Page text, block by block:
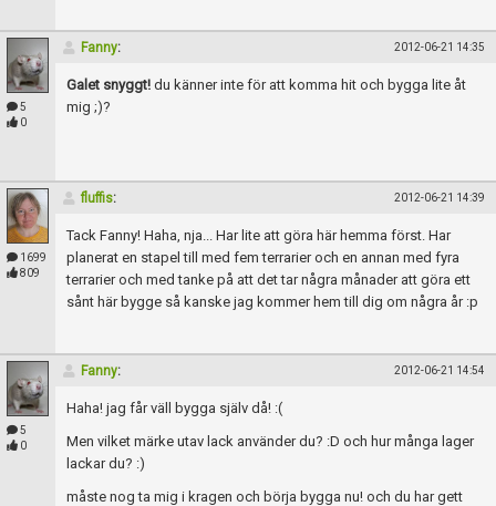
5
0
Fanny: 2012-06-21 14:35
Galet snyggt! du känner inte för att komma hit och bygga lite åt
mig ;)?
1699
809
fluffis: 2012-06-21 14:39
Tack Fanny! Haha, nja... Har lite att göra här hemma först. Har
planerat en stapel till med fem terrarier och en annan med fyra
terrarier och med tanke på att det tar några månader att göra ett
sånt här bygge så kanske jag kommer hem till dig om några år :p
5
0
Fanny: 2012-06-21 14:54
Haha! jag får väll bygga själv då! :(
Men vilket märke utav lack använder du? :D och hur många lager
lackar du? :)
måste nog ta mig i kragen och börja bygga nu! och du har gett
Privacy Policy
Terms of Service